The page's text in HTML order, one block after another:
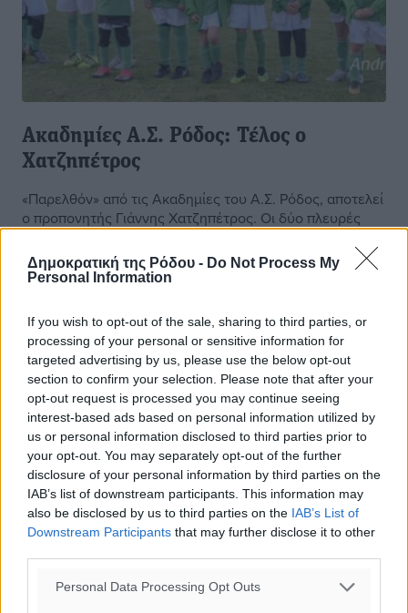
Δημοκρατική της Ρόδου - Do Not Process My
Personal Information
If you wish to opt-out of the sale, sharing to third parties, or
processing of your personal or sensitive information for
targeted advertising by us, please use the below opt-out
section to confirm your selection. Please note that after your
opt-out request is processed you may continue seeing
interest-based ads based on personal information utilized by
us or personal information disclosed to third parties prior to
your opt-out. You may separately opt-out of the further
disclosure of your personal information by third parties on the
IAB’s list of downstream participants. This information may
also be disclosed by us to third parties on the IAB’s List of
Downstream Participants that may further disclose it to other
Personal Data Processing Opt Outs
Ακαδημίες Α.Σ. Ρόδος: Τέλος ο
Χατζηπέτρος
«Παρελθόν» από τις Ακαδημίες του Α.Σ. Ρόδος, αποτελεί
ο προπονητής Γιάννης Χατζηπέτρος. Οι δύο πλευρές
να περνάει στα… ...